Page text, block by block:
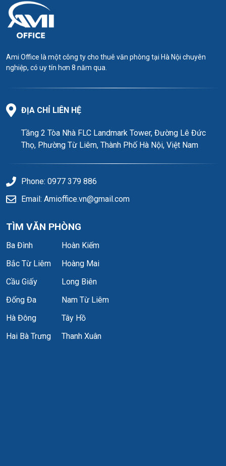
Ami Office là một công ty cho thuê văn phòng tại Hà Nội chuyên
nghiệp, có uy tín hơn 8 năm qua.
ĐỊA CHỈ LIÊN HỆ
Tầng 2 Tòa Nhà FLC Landmark Tower, Đường Lê Đức
Thọ, Phường Từ Liêm, Thành Phố Hà Nội, Việt Nam
Phone: 0977 379 886
Email: Amioffice.vn@gmail.com
TÌM VĂN PHÒNG
Ba Đình
Bắc Từ Liêm
Cầu Giấy
Đống Đa
Hà Đông
Hai Bà Trưng
Hoàn Kiếm
Hoàng Mai
Long Biên
Nam Từ Liêm
Tây Hồ
Thanh Xuân